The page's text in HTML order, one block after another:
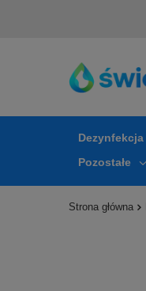
Dezynfekcja
Pozostałe
Strona główna